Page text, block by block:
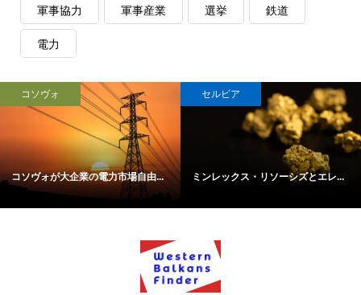
軍事協力 軍事産業 選挙 鉄道
電力
コソヴォ
コソヴォが大企業の電力市場自由...
セルビア
ミンレックス・リソーシズとエレ...